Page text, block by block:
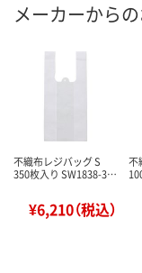
メーカーから
不織布レジバッグ S
350枚入り SW1838-3…
¥6,210（税込）
不